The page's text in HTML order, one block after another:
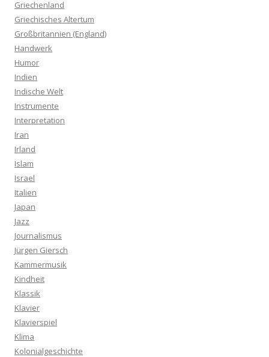
Griechenland
Griechisches Altertum
Großbritannien (England)
Handwerk
Humor
Indien
Indische Welt
Instrumente
Interpretation
Iran
Irland
Islam
Israel
Italien
Japan
Jazz
Journalismus
Jürgen Giersch
Kammermusik
Kindheit
Klassik
Klavier
Klavierspiel
Klima
Kolonialgeschichte